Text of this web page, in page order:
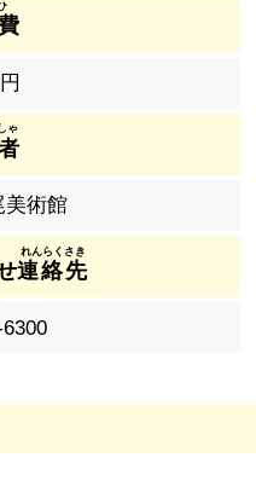
美術館
連絡先